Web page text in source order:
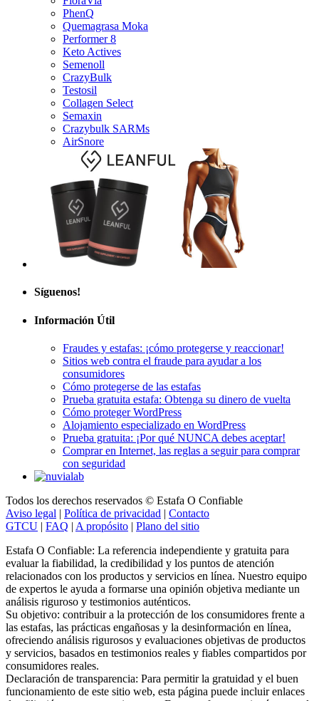
PhenQ
Quemagrasa Moka
Performer 8
Keto Actives
Semenoll
CrazyBulk
Testosil
Collagen Select
Semaxin
Crazybulk SARMs
AirSnore
Síguenos!
Información Útil
Fraudes y estafas: ¡cómo protegerse y reaccionar!
Sitios web contra el fraude para ayudar a los
consumidores
Cómo protegerse de las estafas
Prueba gratuita estafa: Obtenga su dinero de vuelta
Cómo proteger WordPress
Alojamiento especializado en WordPress
Prueba gratuita: ¡Por qué NUNCA debes aceptar!
Comprar en Internet, las reglas a seguir para comprar
con seguridad
Todos los derechos reservados © Estafa O Confiable
Aviso legal | Política de privacidad | Contacto
GTCU | FAQ | A propósito | Plano del sitio
Estafa O Confiable: La referencia independiente y gratuita para
evaluar la fiabilidad, la credibilidad y los puntos de atención
relacionados con los productos y servicios en línea. Nuestro equipo
de expertos le ayuda a formarse una opinión objetiva mediante un
análisis riguroso y testimonios auténticos.
Su objetivo: contribuir a la protección de los consumidores frente a
las estafas, las prácticas engañosas y la desinformación en línea,
ofreciendo análisis rigurosos y evaluaciones objetivas de productos
y servicios, basados en testimonios reales y fiables compartidos por
consumidores reales.
Declaración de transparencia: Para permitir la gratuidad y el buen
funcionamiento de este sitio web, esta página puede incluir enlaces